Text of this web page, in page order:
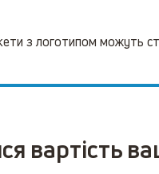
з логотипом можуть
вартість